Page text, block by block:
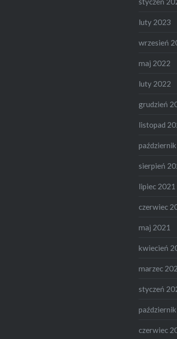
luty 2023
wrzesień
maj 2022
luty 2022
grudzień
listopad
sierpień
lipiec 2021
czerwiec
maj 2021
kwiecień
marzec
styczeń
czerwiec